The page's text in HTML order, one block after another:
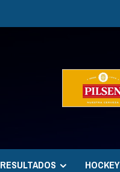
RESULTADOS HOCKEY